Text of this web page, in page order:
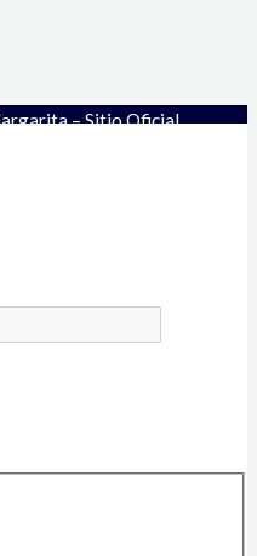
– Sitio Oficial